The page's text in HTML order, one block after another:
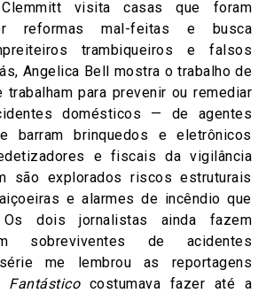
visita casas que foram
reformas mal-feitas e busca
trambiqueiros e falsos
Angelica Bell mostra o trabalho de
para prevenir ou remediar
domésticos — de agentes
barram brinquedos e eletrônicos
e fiscais da vigilância
são explorados riscos estruturais
e alarmes de incêndio que
Os dois jornalistas ainda fazem
sobreviventes de acidentes
me lembrou as reportagens
Fantásticocostumava fazer até a